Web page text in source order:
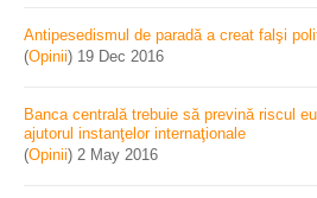
Antipesedismul de paradă a creat falşi
(Opinii) 19 Dec 2016
Banca centrală trebuie să prevină riscul
ajutorul instanţelor internaţionale
(Opinii) 2 May 2016